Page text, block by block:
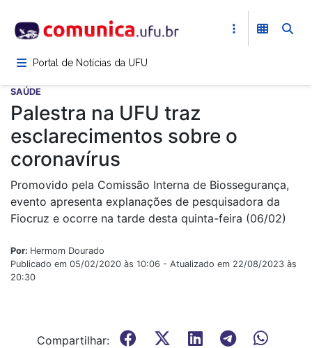
para
conteúdoPortal de Notícias da UFU
SAÚDE
Palestra na UFU traz
esclarecimentos sobre o
coronavírus
Promovido pela Comissão Interna de Biossegurança,
evento apresenta explanações de pesquisadora da
Fiocruz e ocorre na tarde desta quinta-feira (06/02)
Por: Hermom Dourado
Publicado em 05/02/2020 às 10:06 - Atualizado em 22/08/2023 às
20:30
Compartilhar: